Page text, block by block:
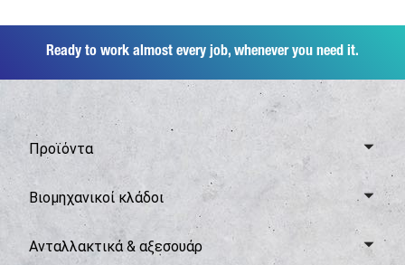
Ready to work almost every job, whenever you need it.
Προϊόντα
Επισκόπηση Canter
7,5 τόνοι
Βιομηχανικοί κλάδοι
Επισκόπηση κλάδων
Ανταλλακτικά & αξεσουάρ